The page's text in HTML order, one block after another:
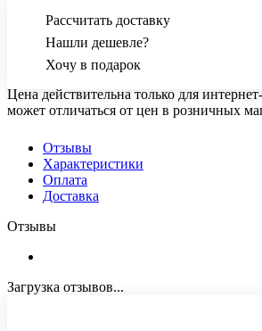
Рассчитать доставку
Нашли дешевле?
Хочу в подарок
Цена действительна только для
может отличаться от цен в розничных
Отзывы
Характеристики
Оплата
Доставка
Отзывы
Загрузка отзывов...